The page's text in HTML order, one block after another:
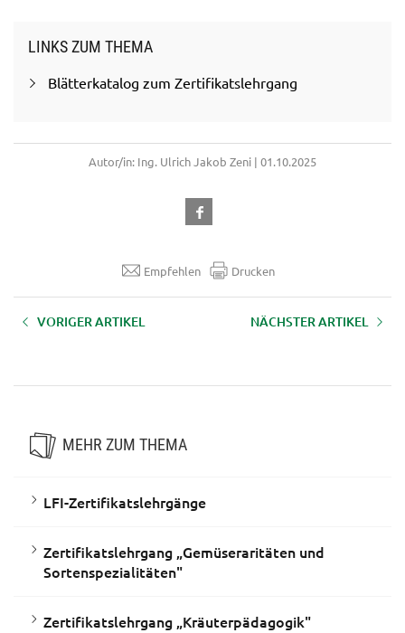
LINKS ZUM THEMA
Blätterkatalog zum Zertifikatslehrgang
Autor/in: Ing. Ulrich Jakob Zeni | 01.10.2025
Empfehlen Drucken
VORIGER ARTIKEL NÄCHSTER ARTIKEL
MEHR ZUM THEMA
LFI-Zertifikatslehrgänge
Zertifikatslehrgang „Gemüseraritäten und
Sortenspezialitäten"
Zertifikatslehrgang „Kräuterpädagogik"